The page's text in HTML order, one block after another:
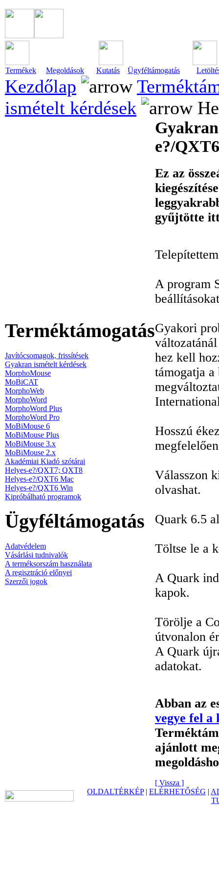
Termékek Megoldások Kutatás Ügyféltámogatás
Kezdőlap
ismételt kérdések
Terméktámogatás
Javítócsomagok, frissítések
Gyakran ismételt kérdések
MorphoMouse
MoBiCAT
MorphoWeb
MorphoWord
MorphoWord Plus
MorphoWord Pro
MoBiMouse 6
MoBiMouse Plus
MoBiMouse 3.x
MoBiMouse 2.x
Akadémiai Kiadó szótárai
Helyes-e?/QXT7; QXT8
Helyes-e?/QXT6 Mac
Helyes-e?/QXT6 Win
Kipróbálható programok
Ügyféltámogatás
Adatvédelem
Vásárlási tudnivalók
A terméksorszám használata
A regisztráció előnyei
Szerzői jogok
e?/
Ez az
gyűjtötte itt
A program
Gyakori
hez kell
támogatja
Hosszú
Válasszon
olvashat.
Quark 6.5
Töltse le a
A Quark
kapok.
Törölje a
útvonalon
A Quark
adatokat.
Abban az
vegye fel a
ajánlott
[ Vissza ]
OLDALTÉRKÉP| ELÉRHETŐSÉG |